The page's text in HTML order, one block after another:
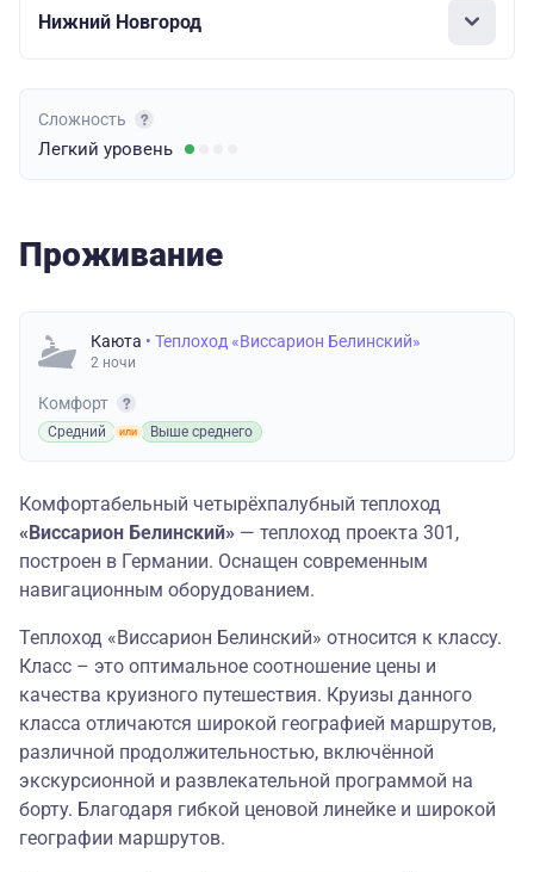
Нижний Новгород
Сложность
Легкий уровень
Проживание
Каюта • Теплоход «Виссарион Белинский»
2 ночи
Комфорт
Средний Выше среднего
Комфортабельный четырёхпалубный теплоход
«Виссарион Белинский» — теплоход проекта 301,
построен в Германии. Оснащен современным
навигационным оборудованием.
Теплоход «Виссарион Белинский» относится к классу.
Класс – это оптимальное соотношение цены и
качества круизного путешествия. Круизы данного
класса отличаются широкой географией маршрутов,
различной продолжительностью, включённой
экскурсионной и развлекательной программой на
борту. Благодаря гибкой ценовой линейке и широкой
географии маршрутов.